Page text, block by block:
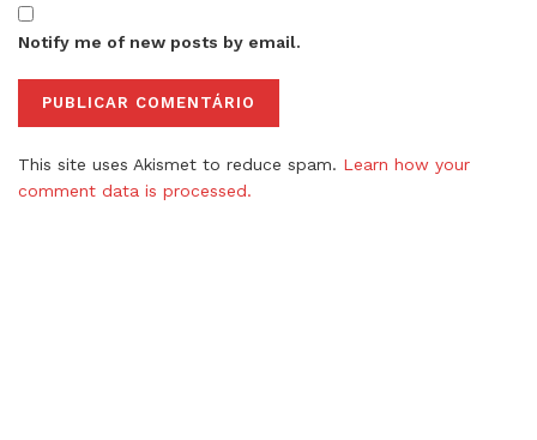
Notify me of new posts by email.
This site uses Akismet to reduce spam. Learn how your
comment data is processed.